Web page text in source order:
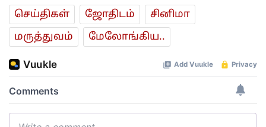
செய்திகள் ஜோ‌திட‌ம்
சினிமா
மரு‌த்துவ‌ம்
மேலோங்கிய..